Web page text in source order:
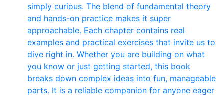
simply curious. The blend of fundamental theory
and hands-on practice makes it super
approachable. Each chapter contains real
examples and practical exercises that invite us to
dive right in. Whether you are building on what
you know or just getting started, this book
breaks down complex ideas into fun, manageable
parts. It is a reliable companion for anyone eager